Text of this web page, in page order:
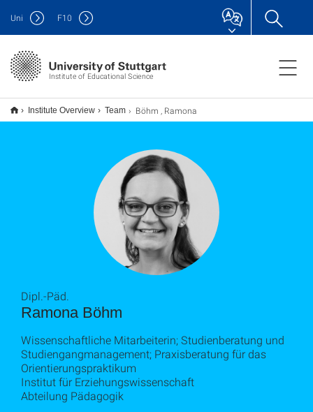
Institute of Educational Science
Uni F10
Institute Overview Team Böhm , Ramona
Ramona Böhm
Dipl.-Päd.
Wissenschaftliche Mitarbeiterin; Studienberatung und
Studiengangmanagement; Praxisberatung für das
Orientierungspraktikum
Institut für Erziehungswissenschaft
Abteilung Pädagogik